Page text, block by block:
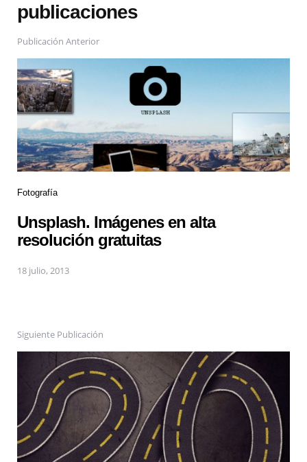
publicaciones
Publicación Anterior
Fotografía
Unsplash. Imágenes en alta
resolución gratuitas
18 julio, 2013
Siguiente Publicación